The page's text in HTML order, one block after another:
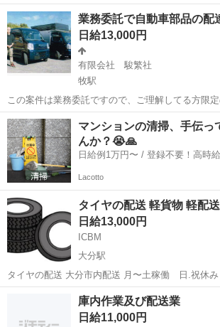
働、休日の稼動で20万円/月以上可能！☆ ☆雇われ
スタイルでの働き方を【Amazon Flex】で始めましょう！
主とし...
大分 中津市 配送 Amazon
業務委託で自動車部品の配
日給13,000円
有限会社 駿繁社
牧駅
この案件は業務委託ですので、ご理解してる方限定の
内容 自動車部品の配達 配達
ルート配送なので、常に同じコース 配達
り 受取のサイン...
大分 大分市 配送 自動車部品
マンションの清掃、手伝っ
んか？😭🙏
日給例1万円〜 / 登録不要
Lacotto
タイヤの配送 軽貨物 軽配
日給13,000円
ICBM
大分駅
タイヤの配送 大分市内配送 月〜土稼働 日.祝休み 9~18時頃 入出荷
作業及び附帯作業有り 料金...税込み13000円(軽貨
軽車両を持っていない方はご相談ください。
大分市 大分駅 配送 貨物
庫内作業及び配送業
日給11,000円